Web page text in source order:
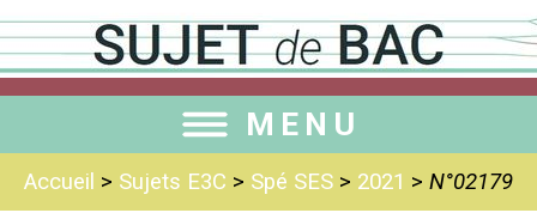
MENU
Accueil > Sujets E3C > Spé SES > 2021 > N°02179